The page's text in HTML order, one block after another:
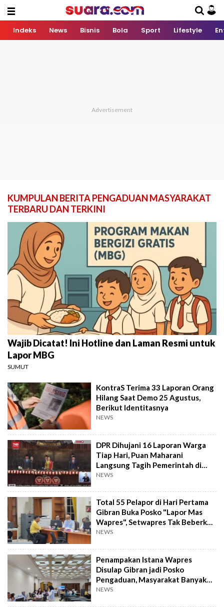
Indeks News Bisnis Bola Sport Lifestyle
KUMPULAN BERITA PENGADUAN MASYARAKAT
TERBARU DAN TERKINI
Wajib Dicatat! Ini Hotline dan Laman Resmi untuk
Lapor MBG
SUMUT
KontraS Terima 33 Laporan Orang
Hilang Saat Demo 25 Agustus,
Berikut Identitasnya
NEWS
DPR Dihujani 16 Laporan Warga
Tiap Hari, Puan Maharani
Langsung Tagih Pemerintah di
Sidang Paripurna
NEWS
Total 55 Pelapor di Hari Pertama
Gibran Buka Posko "Lapor Mas
Wapres", Setwapres Tak Beberkan
Detail Laporan Masyarakat
NEWS
Penampakan Istana Wapres
Disulap Gibran jadi Posko
Pengaduan, Masyarakat Banyak
Adukan soal Apa?
NEWS